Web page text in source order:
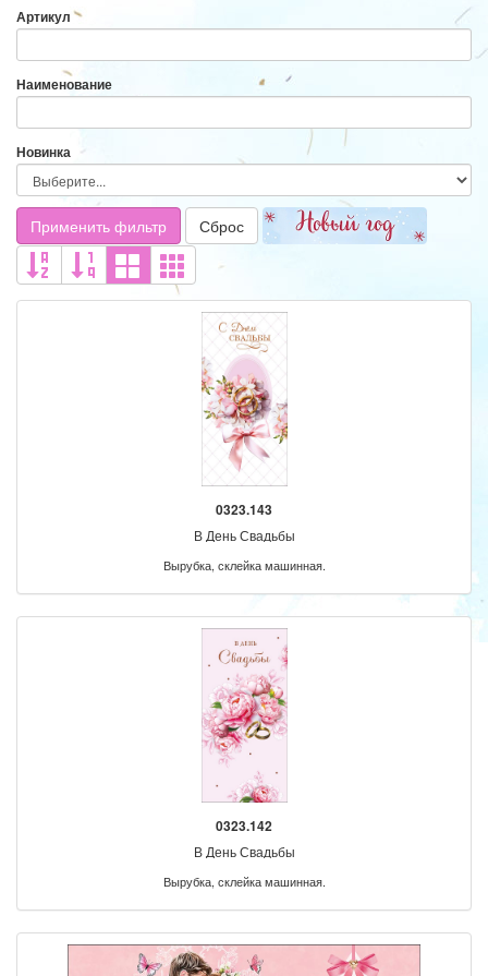
Артикул
Наименование
Новинка
Применить фильтр Сброс
0323.143
В День Свадьбы
Вырубка, склейка машинная.
0323.142
В День Свадьбы
Вырубка, склейка машинная.